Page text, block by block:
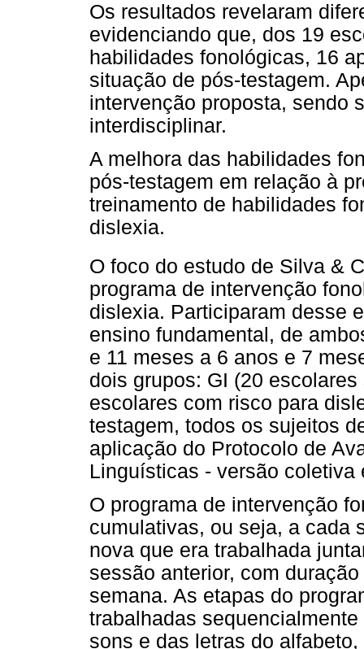
Os resultados revelaram
evidenciando que, dos 19
habilidades fonológicas, 16
situação de pós-testagem.
intervenção proposta, sendo
interdisciplinar.
A melhora das habilidades
pós-testagem em relação à
treinamento de habilidades
dislexia.
O foco do estudo de Silva &
programa de intervenção
dislexia. Participaram desse
ensino fundamental, de
e 11 meses a 6 anos e 7
dois grupos: GI (20
escolares com risco para
testagem, todos os sujeitos
aplicação do Protocolo de
Linguísticas - versão coletiva
O programa de intervenção
cumulativas, ou seja, a cada
nova que era trabalhada
sessão anterior, com
semana. As etapas do
trabalhadas
sons e das letras do